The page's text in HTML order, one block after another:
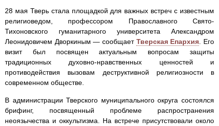
28 мая Тверь стала площадкой для важных встреч с известным
религиоведом, профессором Православного Свято-
Тихоновского гуманитарного университета Александром
Леонидовичем Дворкиным — сообщает Тверская Епархия . Его
визит был посвящен актуальным вопросам защиты
традиционных духовно-нравственных ценностей и
противодействия вызовам деструктивной религиозности в
современном обществе.
В администрации Тверского муниципального округа состоялся
брифинг, посвященный проблеме распространения
неоязычества и оккультизма. На встрече присутствовали около